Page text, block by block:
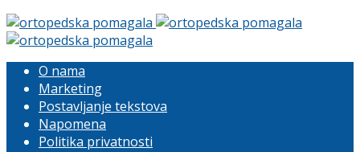
O nama
Marketing
Postavljanje tekstova
Napomena
Politika privatnosti